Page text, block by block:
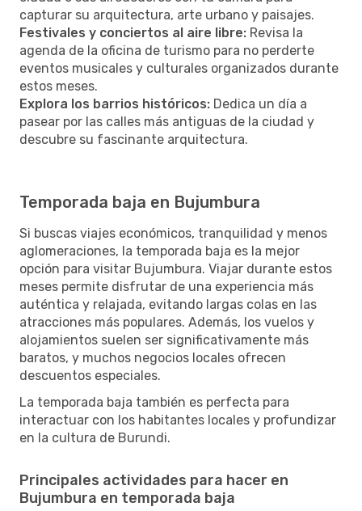
capturar su arquitectura, arte urbano y paisajes.
Festivales y conciertos al aire libre: Revisa la
agenda de la oficina de turismo para no perderte
eventos musicales y culturales organizados durante
estos meses.
Explora los barrios históricos: Dedica un día a
pasear por las calles más antiguas de la ciudad y
descubre su fascinante arquitectura.
Temporada baja en Bujumbura
Si buscas viajes económicos, tranquilidad y menos
aglomeraciones, la temporada baja es la mejor
opción para visitar Bujumbura. Viajar durante estos
meses permite disfrutar de una experiencia más
auténtica y relajada, evitando largas colas en las
atracciones más populares. Además, los vuelos y
alojamientos suelen ser significativamente más
baratos, y muchos negocios locales ofrecen
descuentos especiales.
La temporada baja también es perfecta para
interactuar con los habitantes locales y profundizar
en la cultura de Burundi.
Principales actividades para hacer en
Bujumbura en temporada baja